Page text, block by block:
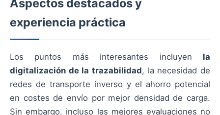
Aspectos destacados y
experiencia práctica
Los puntos más interesantes incluyen la
digitalización de la trazabilidad, la necesidad de
redes de transporte inverso y el ahorro potencial
en costes de envío por mejor densidad de carga.
Sin embargo, incluso las mejores evaluaciones no